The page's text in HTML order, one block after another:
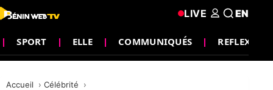
SPORT ELLE COMMUNIQUÉS REFLEXION
LIVE EN
Accueil
Célébrité